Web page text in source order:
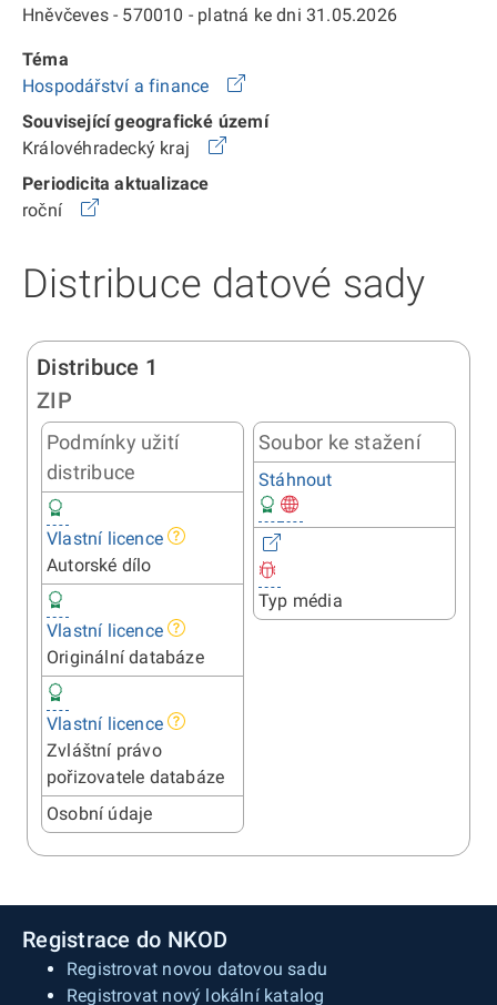
Hněvčeves - 570010 - platná ke dni 31.05.2026
Téma
Hospodářství a finance
Související geografické území
Královéhradecký kraj
Periodicita aktualizace
roční
Distribuce datové sady
Distribuce 1
ZIP
Podmínky užití
distribuce
Vlastní licence
Autorské dílo
Vlastní licence
Originální databáze
Vlastní licence
Zvláštní právo
pořizovatele databáze
Osobní údaje
Soubor ke stažení
Stáhnout
Typ média
Registrace do NKOD
Registrovat novou datovou sadu
Registrovat nový lokální katalog